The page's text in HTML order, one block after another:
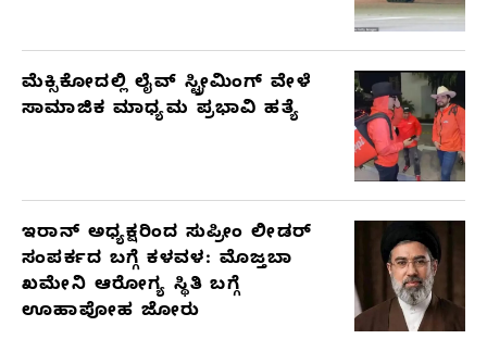
ಮೆಕ್ಸಿಕೋದಲ್ಲಿ ಲೈವ್ ಸ್ಟ್ರೀಮಿಂಗ್ ವೇಳೆ
ಸಾಮಾಜಿಕ ಮಾಧ್ಯಮ ಪ್ರಭಾವಿ ಹತ್ಯೆ
ಇರಾನ್ ಅಧ್ಯಕ್ಷರಿಂದ ಸುಪ್ರೀಂ ಲೀಡರ್
ಸಂಪರ್ಕದ ಬಗ್ಗೆ ಕಳವಳ: ಮೊಜ್ತಬಾ
ಖಮೇನಿ ಆರೋಗ್ಯ ಸ್ಥಿತಿ ಬಗ್ಗೆ
ಊಹಾಪೋಹ ಜೋರು